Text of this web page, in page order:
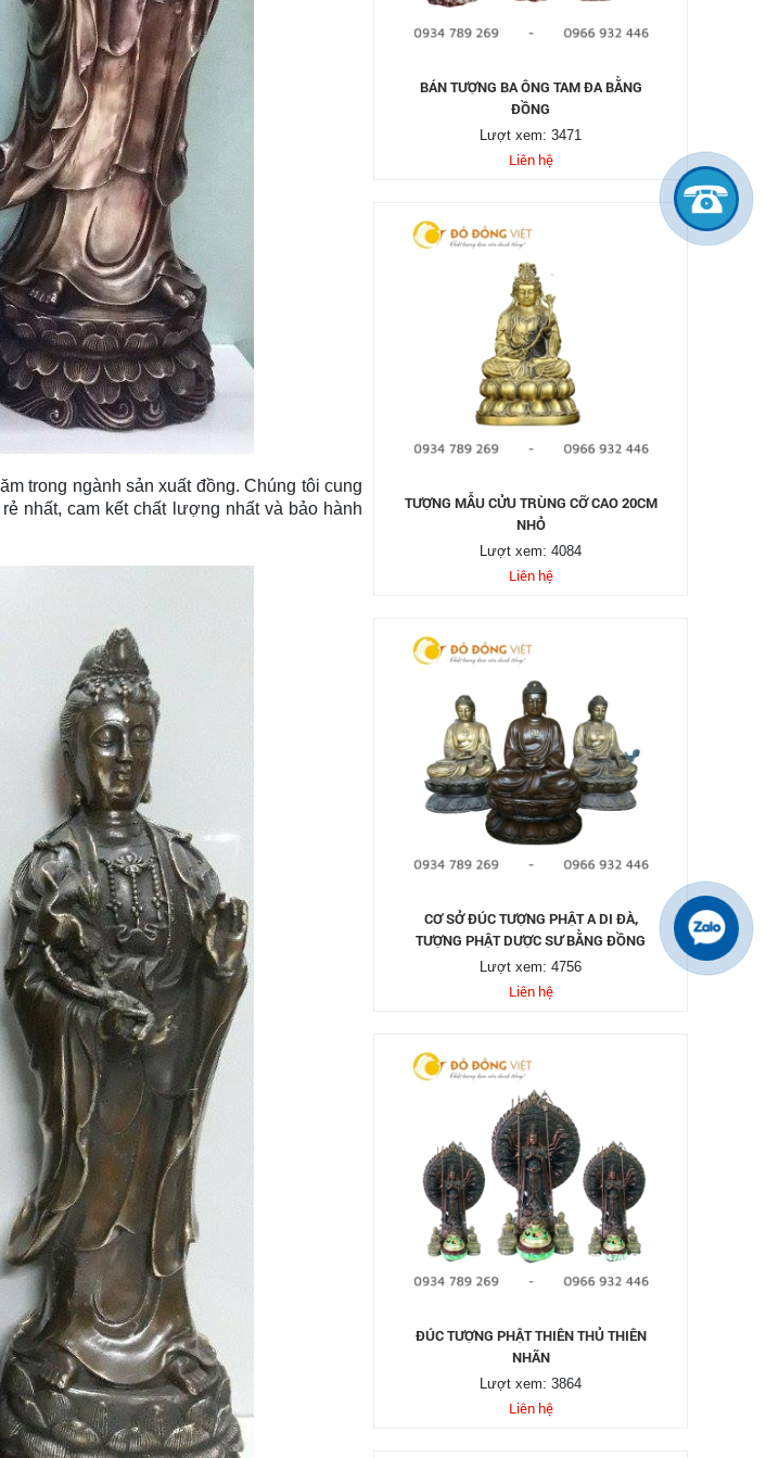
trong ngành sản xuất đồng. Chúng tôi cung
nhất, cam kết chất lượng nhất và bảo hành
BÁN TƯỢNG BA ÔNG TAM ĐA BẰNG
ĐỒNG
Lượt xem: 3471
Liên hệ
TƯỢNG MẪU CỬU TRÙNG CỠ CAO 20CM
NHỎ
Lượt xem: 4084
Liên hệ
CƠ SỞ ĐÚC TƯỢNG PHẬT A DI ĐÀ,
TƯỢNG PHẬT DƯỢC SƯ BẰNG ĐỒNG
Lượt xem: 4756
Liên hệ
ĐÚC TƯỢNG PHẬT THIÊN THỦ THIÊN
NHÃN
Lượt xem: 3864
Liên hệ